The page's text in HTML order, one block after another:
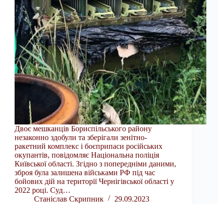
Двоє мешканців Бориспільського району
незаконно здобули та зберігали зенітно-
ракетний комплекс і боєприпаси російських
окупантів, повідомляє Національна поліція
Київської області. Згідно з попередніми даними,
зброя була залишена військами РФ під час
бойових дій на території Чернігівської області у
2022 році. Суд…
Станіслав Скрипник
29.09.2023